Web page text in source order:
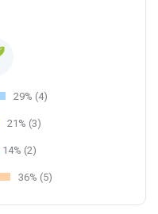
29% (4)
21% (3)
14% (2)
36% (5)